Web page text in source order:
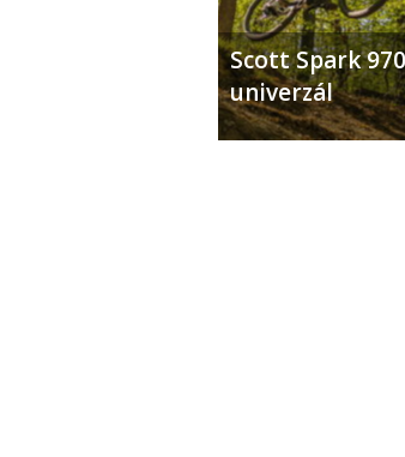
Scott Spark
univerzál